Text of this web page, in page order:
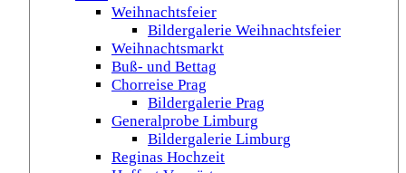
Weihnachtsfeier
Bildergalerie Weihnachtsfeier
Weihnachtsmarkt
Buß- und Bettag
Chorreise Prag
Bildergalerie Prag
Generalprobe Limburg
Bildergalerie Limburg
Reginas Hochzeit